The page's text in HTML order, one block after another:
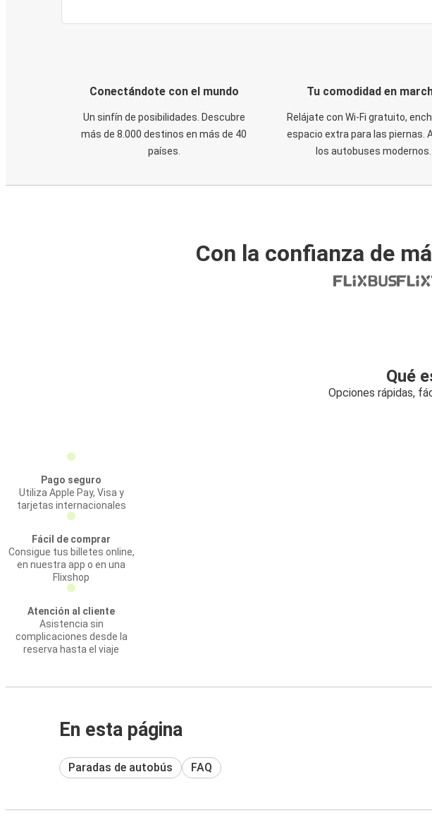
Conectándote con el mundo
Un sinfín de posibilidades. Descubre
más de 8.000 destinos en más de 40
países.
Tu comodidad en
Relájate con Wi-Fi gratuito,
espacio extra para las piernas.
los autobuses modernos.
Con la confianza de
Qué
Opciones rápidas,
Pago seguro
Utiliza Apple Pay, Visa y
tarjetas internacionales
Fácil de comprar
Consigue tus billetes online,
en nuestra app o en una
Flixshop
Atención al cliente
Asistencia sin
complicaciones desde la
reserva hasta el viaje
En esta página
Paradas de autobús FAQ